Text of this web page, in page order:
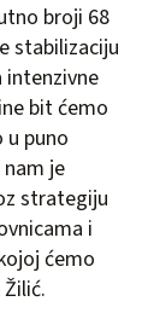
broji 68
stabilizaciju
intenzivne
bit ćemo
u puno
je
strategiju
i
ćemo